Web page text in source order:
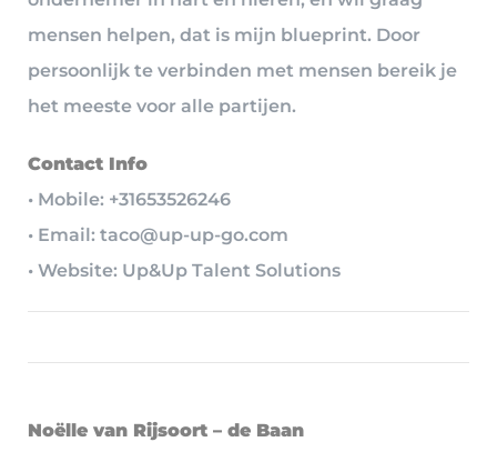
mensen helpen, dat is mijn blueprint. Door
persoonlijk te verbinden met mensen bereik je
het meeste voor alle partijen.
Contact Info
• Mobile: +31653526246
• Email: taco@up-up-go.com
• Website: Up&Up Talent Solutions
Noëlle van Rijsoort – de Baan